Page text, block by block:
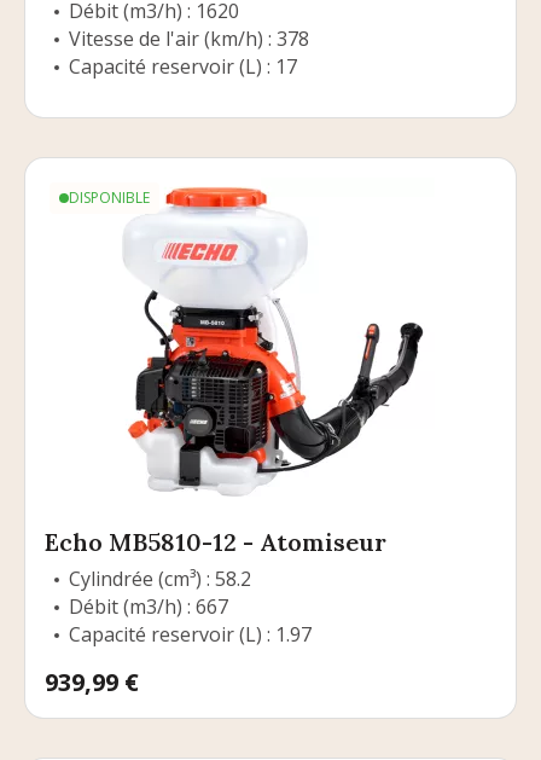
Débit (m3/h) : 1620
Vitesse de l'air (km/h) : 378
Capacité reservoir (L) : 17
DISPONIBLE
Echo MB5810-12 - Atomiseur
Cylindrée (cm³) : 58.2
Débit (m3/h) : 667
Capacité reservoir (L) : 1.97
Prix
939,99 €